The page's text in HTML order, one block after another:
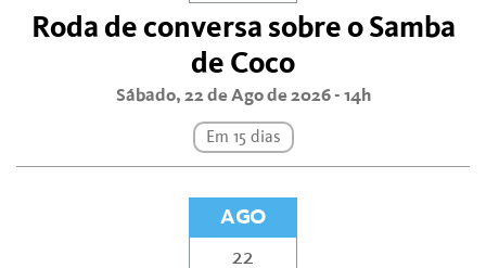
Roda de conversa sobre o Samba
de Coco
Sábado, 22 de Ago de 2026 - 14h
Em 15 dias
AGO
22